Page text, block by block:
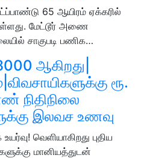
65 ஆயிரம் ஏக்கரில்
மேட்டூர் அணை
சாகுபடி பணிக…
ஆகிறது|
ரூ.
நிதிநிலை
இலவச உணவு
வெளியாகிறது புதிய
மானியத்துடன்